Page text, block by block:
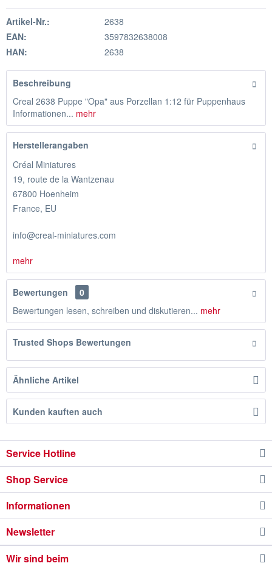
Artikel-Nr.:
2638
EAN:
3597832638008
HAN:
2638
Beschreibung
Creal 2638 Puppe "Opa" aus Porzellan 1:12 für Puppenhaus
Informationen... mehr
Herstellerangaben
Créal Miniatures
19, route de la Wantzenau
67800 Hoenheim
France, EU
info@creal-miniatures.com
mehr
Bewertungen
0
Bewertungen lesen, schreiben und diskutieren... mehr
Trusted Shops Bewertungen
Ähnliche Artikel
Kunden kauften auch
Service Hotline
Shop Service
Informationen
Newsletter
Wir sind beim